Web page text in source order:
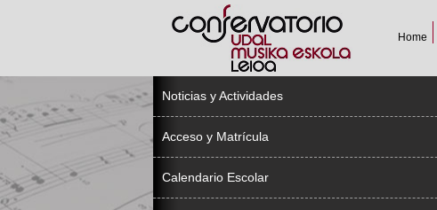
Home
Noticias y Actividades
Acceso y Matrícula
Calendario Escolar